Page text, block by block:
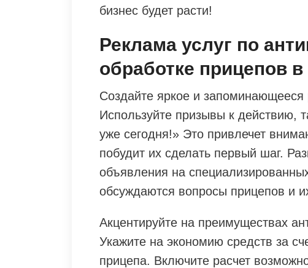
бизнес будет расти!
Реклама услуг по
обработке прицепов
Создайте яркое и
Используйте призывы к действию,
уже сегодня!» Это привлечет
побудит их сделать первый шаг.
объявления на
обсуждаются вопросы прицепов и
Акцентируйте на преимуществах
Укажите на экономию средств за
прицепа. Включите расчет